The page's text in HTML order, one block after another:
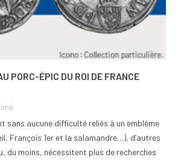
PORC-ÉPIC DU ROI DE FRANCE
sans aucune difficulté reliés à un emblème
François 1er et la salamandre…), d’autres
du moins, nécessitent plus de recherches